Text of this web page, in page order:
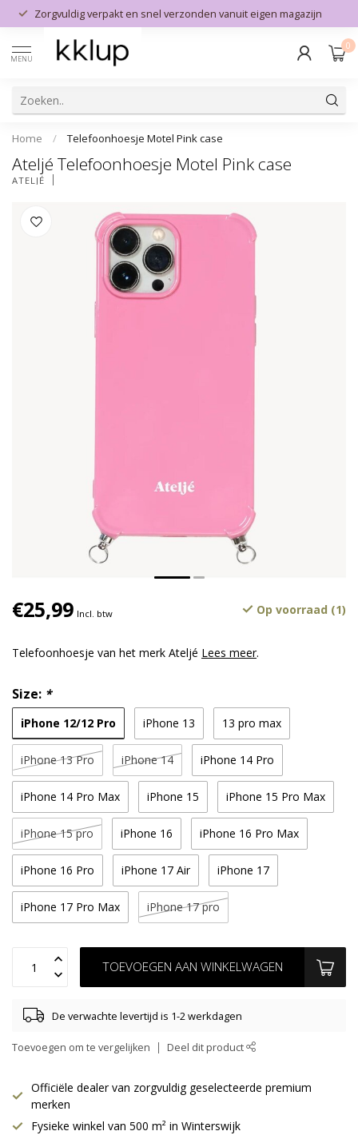
Zorgvuldig verpakt en snel verzonden vanuit eigen magazijn
MENU
0
Home / Telefoonhoesje Motel Pink case
Ateljé Telefoonhoesje Motel Pink case
ATELJÉ
€25,99 Incl. btw Op voorraad (1)
Telefoonhoesje van het merk Ateljé Lees meer.
Size: *
iPhone 12/12 Pro iPhone 13 13 pro max
iPhone 13 Pro iPhone 14 iPhone 14 Pro
iPhone 14 Pro Max iPhone 15 iPhone 15 Pro Max
iPhone 15 pro iPhone 16 iPhone 16 Pro Max
iPhone 16 Pro iPhone 17 Air iPhone 17
iPhone 17 Pro Max iPhone 17 pro
TOEVOEGEN AAN WINKELWAGEN
De verwachte levertijd is 1-2 werkdagen
Toevoegen om te vergelijken Deel dit product
Officiële dealer van zorgvuldig geselecteerde premium
merken
Fysieke winkel van 500 m² in Winterswijk